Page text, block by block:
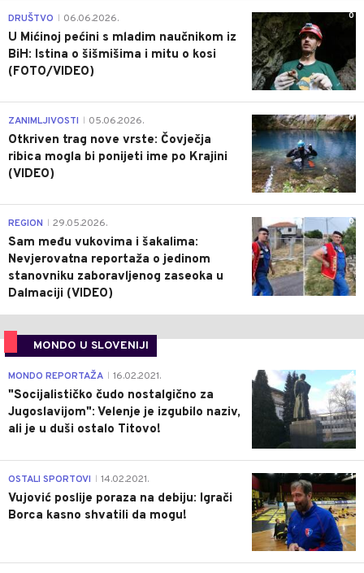
0
DRUŠTVO 06.06.2026.
U Mićinoj pećini s mladim naučnikom iz
BiH: Istina o šišmišima i mitu o kosi
(FOTO/VIDEO)
0
ZANIMLJIVOSTI 05.06.2026.
Otkriven trag nove vrste: Čovječja
ribica mogla bi ponijeti ime po Krajini
(VIDEO)
0
REGION 29.05.2026.
Sam među vukovima i šakalima:
Nevjerovatna reportaža o jedinom
stanovniku zaboravljenog zaseoka u
Dalmaciji (VIDEO)
MONDO U SLOVENIJI
4
MONDO REPORTAŽA 16.02.2021.
"Socijalističko čudo nostalgično za
Jugoslavijom": Velenje je izgubilo naziv,
ali je u duši ostalo Titovo!
1
OSTALI SPORTOVI 14.02.2021.
Vujović poslije poraza na debiju: Igrači
Borca kasno shvatili da mogu!